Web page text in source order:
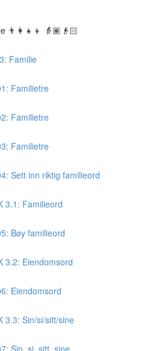
👨‍👩‍👧‍👦 👵🏽👴🏻
Familie
Familietre
Familietre
Familietre
Sett inn riktig familieord
3.1: Familieord
Bøy familieord
3.2: Eiendomsord
Eiendomsord
3.3: Sin/si/sitt/sine
Sin, si, sitt, sine